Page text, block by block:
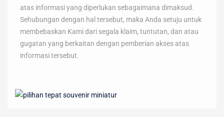
atas informasi yang diperlukan sebagaimana dimaksud.
Sehubungan dengan hal tersebut, maka Anda setuju untuk
membebaskan Kami dari segala klaim, tuntutan, dan atau
gugatan yang berkaitan dengan pemberian akses atas
informasi tersebut.